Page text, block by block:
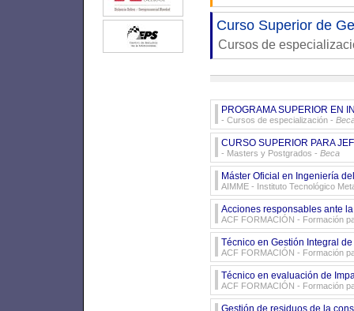
Curso Superior de
Cursos de
PROGRAMA SUPERIOR EN
- Cursos de especialización -
CURSO SUPERIOR PARA
- Masters y Postgrados - Beca
Máster Oficial en Ingeniería
AIMME - Instituto Tecnológico
Acciones responsables ante
ACF FORMACIÓN - Formación
Técnico en Gestión Integral
ACF FORMACIÓN - Formación
Técnico en evaluación de
ACF FORMACIÓN - Formación
Gestión de residuos de la